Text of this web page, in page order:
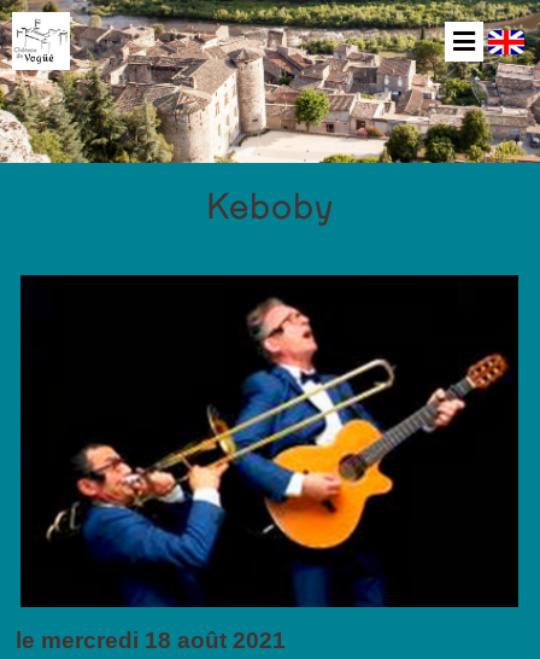
Keboby
le mercredi 18 août 2021